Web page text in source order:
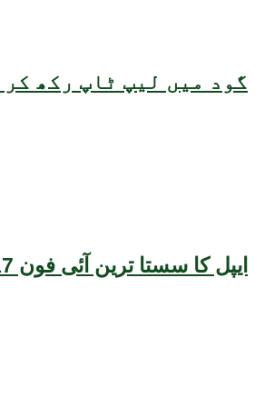
گود میں لیپ ٹاپ رکھ
ایپل کا سستا ترین آئی فون 17 ای فروری 2026 میں متعارف ہونے کا امکان، قیمت بھی سامنے آگئی